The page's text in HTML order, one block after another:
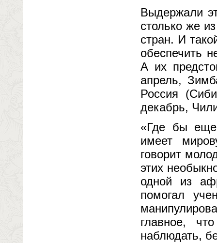
Выдержали
столько же
стран. И
обеспечить
А их
апрель,
Россия
декабрь,
«Где бы еще
имеет
говорит
этих
одной из
помогал
главное,
наблюдать,